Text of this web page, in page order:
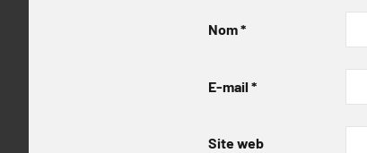
Nom*
E-mail *
Site web